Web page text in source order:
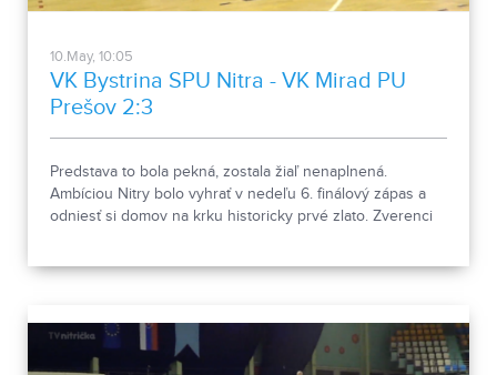
10.May, 10:05
VK Bystrina SPU Nitra - VK Mirad PU
Prešov 2:3
Predstava to bola pekná, zostala žiaľ nenaplnená.
Ambíciou Nitry bolo vyhrať v nedeľu 6. finálový zápas a
odniesť si domov na krku historicky prvé zlato. Zverenci